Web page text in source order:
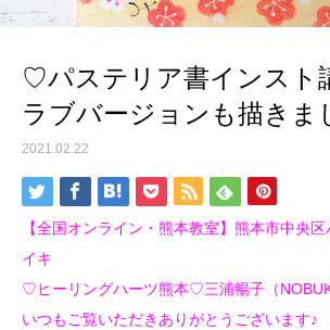
♡パステリア書インスト
ラブバージョンも描き
2021.02.22
【全国オンライン・熊本教室】熊本市中央
イキ
♡ヒーリングハーツ熊本♡三浦暢子（
いつもご覧いただきありがとうございます♪